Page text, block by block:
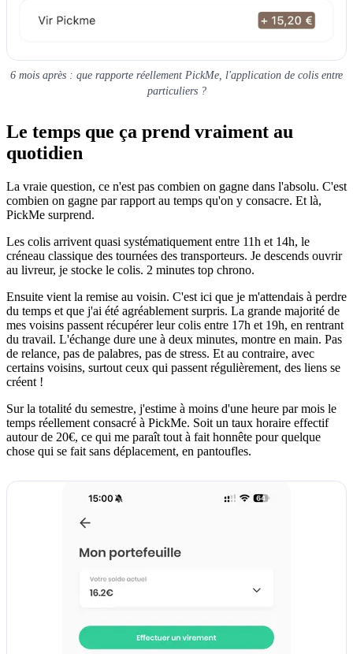
6 mois après : que rapporte réellement PickMe, l'application de colis entre
particuliers ?
Le temps que ça prend vraiment au
quotidien
La vraie question, ce n'est pas combien on gagne dans l'absolu. C'est
combien on gagne par rapport au temps qu'on y consacre. Et là,
PickMe surprend.
Les colis arrivent quasi systématiquement entre 11h et 14h, le
créneau classique des tournées des transporteurs. Je descends ouvrir
au livreur, je stocke le colis. 2 minutes top chrono.
Ensuite vient la remise au voisin. C'est ici que je m'attendais à perdre
du temps et que j'ai été agréablement surpris. La grande majorité de
mes voisins passent récupérer leur colis entre 17h et 19h, en rentrant
du travail. L'échange dure une à deux minutes, montre en main. Pas
de relance, pas de palabres, pas de stress. Et au contraire, avec
certains voisins, surtout ceux qui passent régulièrement, des liens se
créent !
Sur la totalité du semestre, j'estime à moins d'une heure par mois le
temps réellement consacré à PickMe. Soit un taux horaire effectif
autour de 20€, ce qui me paraît tout à fait honnête pour quelque
chose qui se fait sans déplacement, en pantoufles.